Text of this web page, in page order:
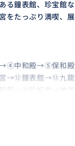
鐘表館、珍宝館な
をたっぷり満喫、
中和殿→⑤保和
→⑫鐘表館→⑬九